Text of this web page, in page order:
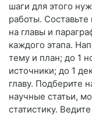
шаги для этого
работы.
на главы и
каждого этапа.
тему и план; до 1
источники; до 1
главу. Подберите
научные статьи,
статистику.